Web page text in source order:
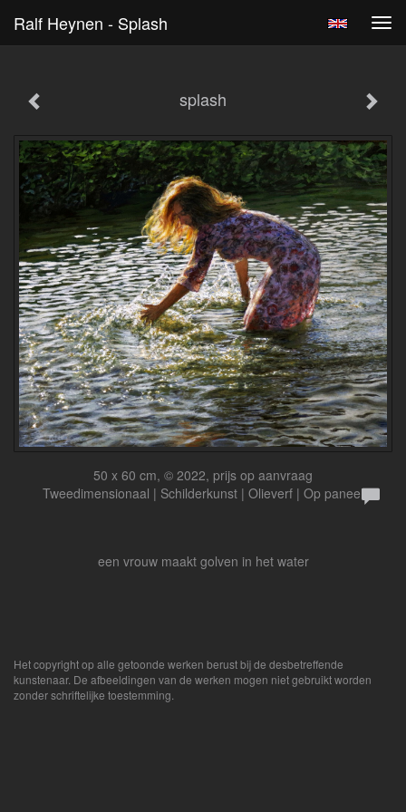
Ralf Heynen - Splash
splash
50 x 60 cm, © 2022, prijs op aanvraag
Tweedimensionaal | Schilderkunst | Olieverf | Op paneel
een vrouw maakt golven in het water
Het copyright op alle getoonde werken berust bij de desbetreffende
kunstenaar. De afbeeldingen van de werken mogen niet gebruikt worden
zonder schriftelijke toestemming.